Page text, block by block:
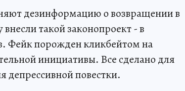
дезинформацию о возвращении в
такой законопроект - в
Фейк порожден кликбейтом на
инициативы. Все сделано для
повестки.